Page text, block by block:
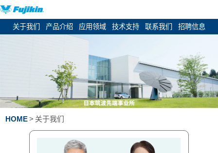
关于我们 产品介绍 应用领域 技术支持 联系我们 招聘信息
HOME> 关于我们